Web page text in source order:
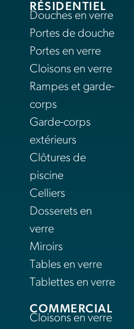
RÉSIDENTIEL
Douches en verre
Portes de douche
Portes en verre
Cloisons en verre
Rampes et garde-
corps
Garde-corps
extérieurs
Clôtures de
piscine
Celliers
Dosserets en
verre
Miroirs
Tables en verre
Tablettes en verre
COMMERCIAL
Cloisons en verre